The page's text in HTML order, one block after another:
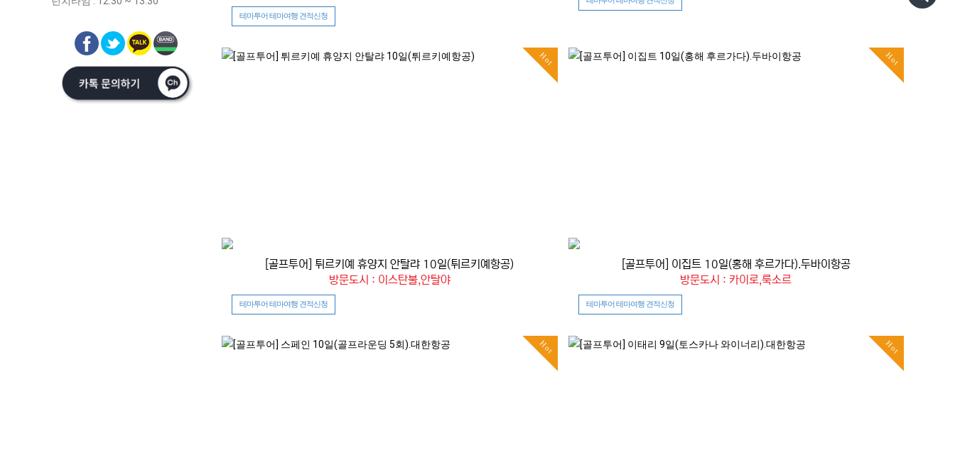
테마투어 테마여행 견적신청
Hot
[골프투어] 튀르키예 휴양지 안탈랴 10일(튀르키예항공)
방문도시 : 이스탄불,안탈야
테마투어 테마여행 견적신청
Hot
[골프투어] 이집트 10일(홍해 후르가다).두바이항공
방문도시 : 카이로,룩소르
테마투어 테마여행 견적신청
Hot Hot